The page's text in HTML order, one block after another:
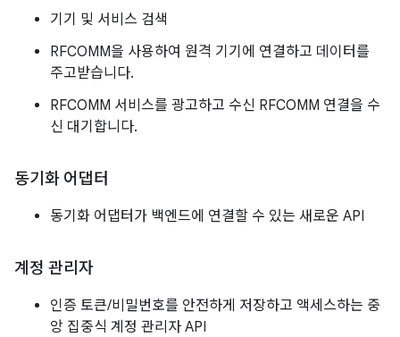
기기 및 서비스 검색
RFCOMM을 사용하여 원격 기기에 연결하고 데이터를
주고받습니다.
RFCOMM 서비스를 광고하고 수신 RFCOMM 연결을 수
신 대기합니다.
동기화 어댑터
동기화 어댑터가 백엔드에 연결할 수 있는 새로운 API
계정 관리자
인증 토큰/비밀번호를 안전하게 저장하고 액세스하는 중
앙 집중식 계정 관리자 API